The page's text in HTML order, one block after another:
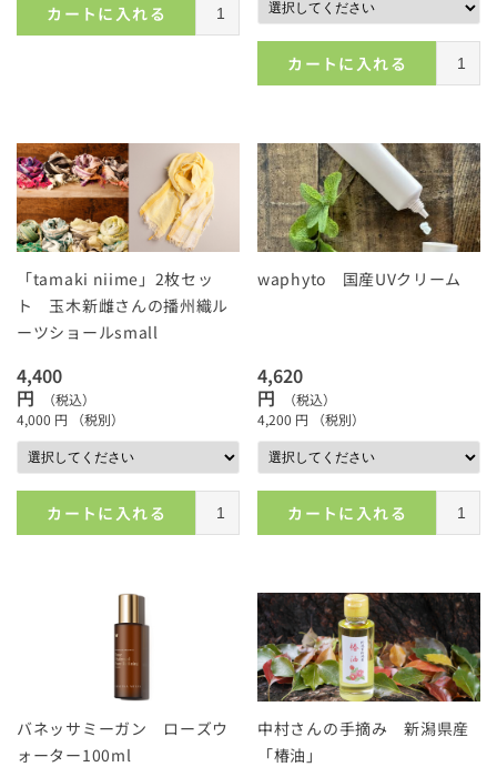
カートに入れる
カートに入れる
「tamaki niime」2枚セッ
ト 玉木新雌さんの播州織ル
ーツショールsmall
4,400
円
（税込）
4,000 円 （税別）
カートに入れる
waphyto 国産UVクリーム
4,620
円
（税込）
4,200 円 （税別）
カートに入れる
バネッサミーガン ローズウ
ォーター100ml
中村さんの手摘み 新潟県産
「椿油」